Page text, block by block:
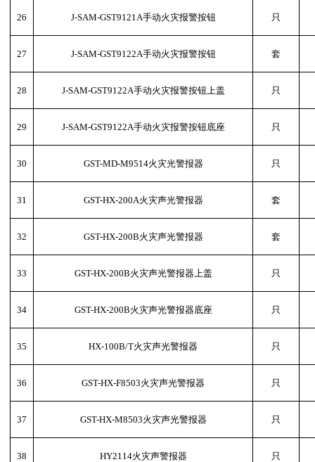
26 J-SAM-GST9121A手动火灾报警按钮 只
27 J-SAM-GST9122A手动火灾报警按钮 套
28 J-SAM-GST9122A手动火灾报警按钮上盖 只
29 J-SAM-GST9122A手动火灾报警按钮底座 只
30 GST-MD-M9514火灾光警报器 只
31 GST-HX-200A火灾声光警报器 套
32 GST-HX-200B火灾声光警报器 套
33 GST-HX-200B火灾声光警报器上盖 只
34 GST-HX-200B火灾声光警报器底座 只
35 HX-100B/T火灾声光警报器 只
36 GST-HX-F8503火灾声光警报器 只
37 GST-HX-M8503火灾声光警报器 只
38 HY2114火灾声警报器 只